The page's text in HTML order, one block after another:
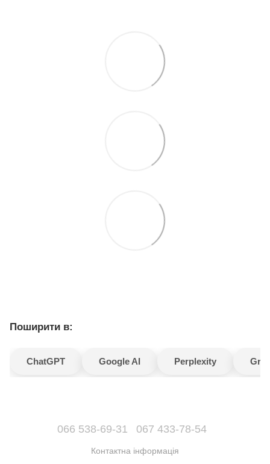
Поширити в:
ChatGPT Google AI Perplexity
066 538-69-31 067 433-78-54
Контактна інформація